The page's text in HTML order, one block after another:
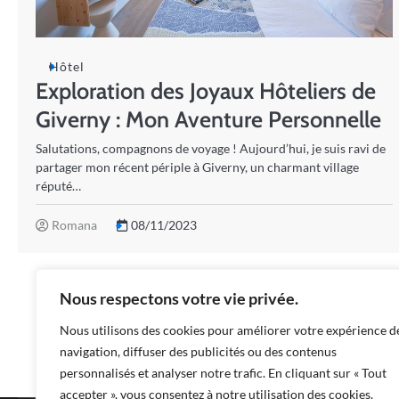
Nous respectons votre vie privée.
Nous utilisons des cookies pour améliorer votre expérience
navigation, diffuser des publicités ou des contenus
personnalisés et analyser notre trafic. En cliquant sur « Tout
accepter », vous consentez à notre utilisation des cookies.
Hôtel
Exploration des Joyaux Hôteliers de
Giverny : Mon Aventure Personnelle
Salutations, compagnons de voyage ! Aujourd’hui, je suis ravi de
partager mon récent périple à Giverny, un charmant village
réputé…
Romana 08/11/2023